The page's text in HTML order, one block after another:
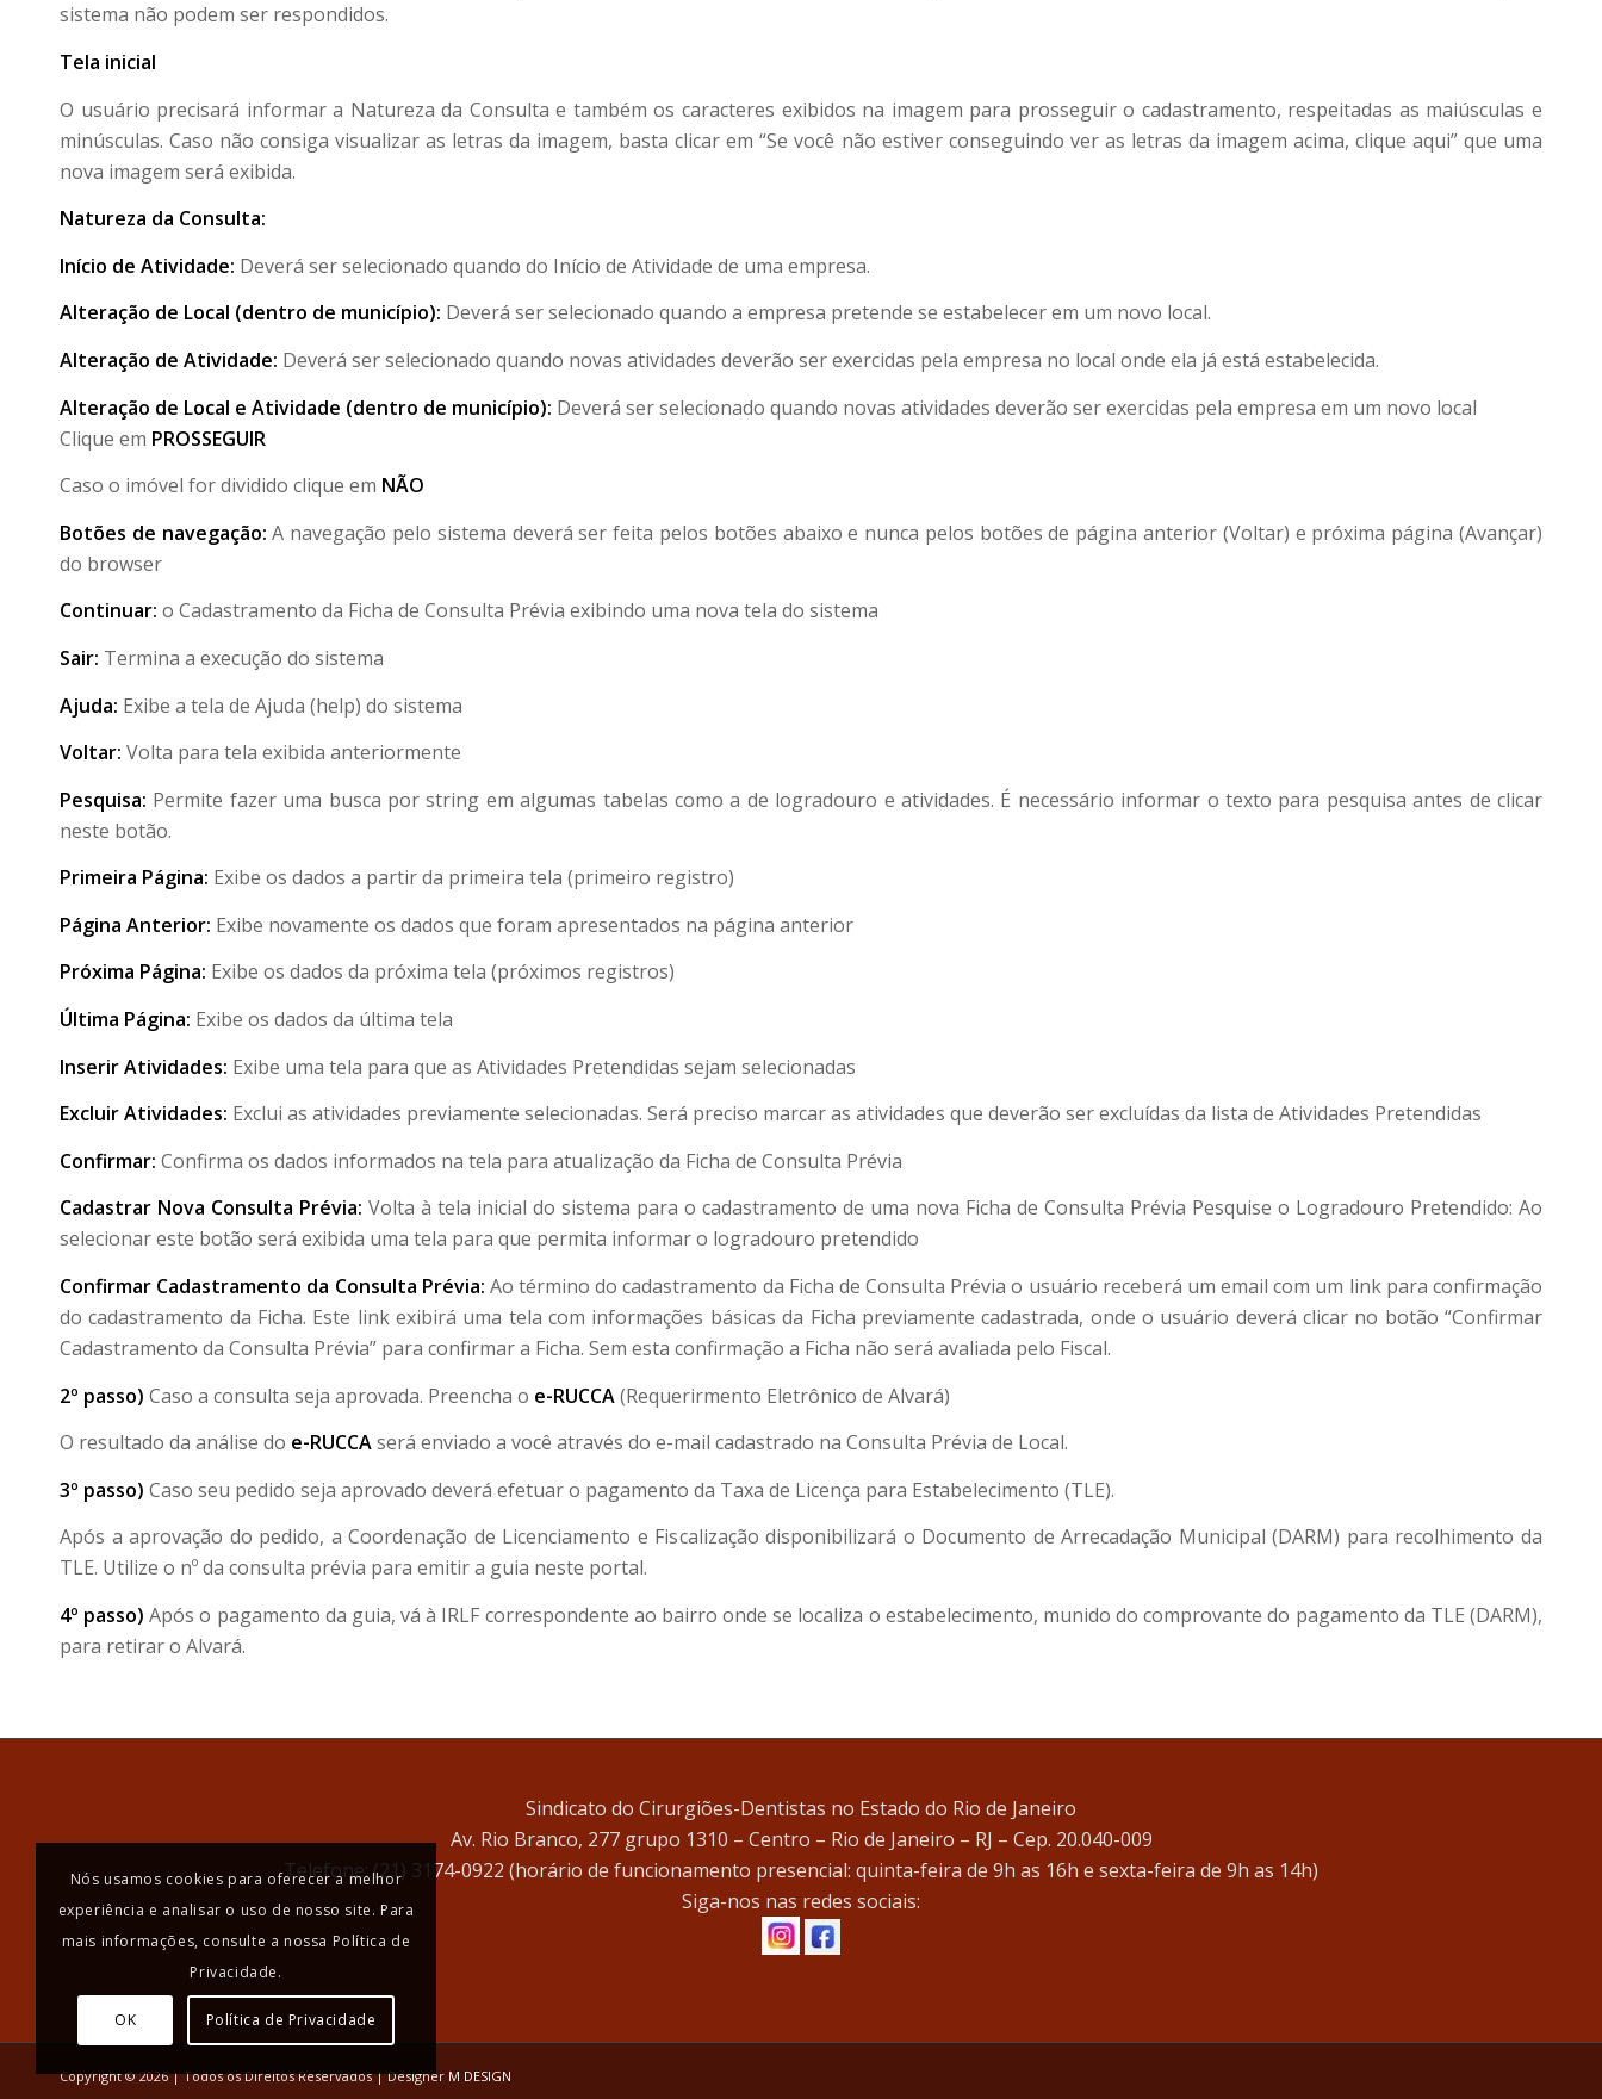
sistema não podem ser respondidos.
Tela inicial
O usuário precisará informar a Natureza da Consulta e também os caracteres exibidos na imagem para prosseguir o cadastramento, respeitadas as maiúsculas e
minúsculas. Caso não consiga visualizar as letras da imagem, basta clicar em “Se você não estiver conseguindo ver as letras da imagem acima, clique aqui” que uma
nova imagem será exibida.
Natureza da Consulta:
Início de Atividade: Deverá ser selecionado quando do Início de Atividade de uma empresa.
Alteração de Local (dentro de município): Deverá ser selecionado quando a empresa pretende se estabelecer em um novo local.
Alteração de Atividade: Deverá ser selecionado quando novas atividades deverão ser exercidas pela empresa no local onde ela já está estabelecida.
Alteração de Local e Atividade (dentro de município): Deverá ser selecionado quando novas atividades deverão ser exercidas pela empresa em um novo local
Clique em PROSSEGUIR
Caso o imóvel for dividido clique em NÃO
Botões de navegação: A navegação pelo sistema deverá ser feita pelos botões abaixo e nunca pelos botões de página anterior (Voltar) e próxima página (Avançar)
do browser
Continuar: o Cadastramento da Ficha de Consulta Prévia exibindo uma nova tela do sistema
Sair: Termina a execução do sistema
Ajuda: Exibe a tela de Ajuda (help) do sistema
Voltar: Volta para tela exibida anteriormente
Pesquisa: Permite fazer uma busca por string em algumas tabelas como a de logradouro e atividades. É necessário informar o texto para pesquisa antes de clicar
neste botão.
Primeira Página: Exibe os dados a partir da primeira tela (primeiro registro)
Página Anterior: Exibe novamente os dados que foram apresentados na página anterior
Próxima Página: Exibe os dados da próxima tela (próximos registros)
Última Página: Exibe os dados da última tela
Inserir Atividades: Exibe uma tela para que as Atividades Pretendidas sejam selecionadas
Excluir Atividades: Exclui as atividades previamente selecionadas. Será preciso marcar as atividades que deverão ser excluídas da lista de Atividades Pretendidas
Confirmar: Confirma os dados informados na tela para atualização da Ficha de Consulta Prévia
Cadastrar Nova Consulta Prévia: Volta à tela inicial do sistema para o cadastramento de uma nova Ficha de Consulta Prévia Pesquise o Logradouro Pretendido: Ao
selecionar este botão será exibida uma tela para que permita informar o logradouro pretendido
Confirmar Cadastramento da Consulta Prévia: Ao término do cadastramento da Ficha de Consulta Prévia o usuário receberá um email com um link para confirmação
do cadastramento da Ficha. Este link exibirá uma tela com informações básicas da Ficha previamente cadastrada, onde o usuário deverá clicar no botão “Confirmar
Cadastramento da Consulta Prévia” para confirmar a Ficha. Sem esta confirmação a Ficha não será avaliada pelo Fiscal.
2º passo) Caso a consulta seja aprovada. Preencha o e-RUCCA(Requerirmento Eletrônico de Alvará)
O resultado da análise do e-RUCCAserá enviado a você através do e-mail cadastrado na Consulta Prévia de Local.
3º passo) Caso seu pedido seja aprovado deverá efetuar o pagamento da Taxa de Licença para Estabelecimento (TLE).
Após a aprovação do pedido, a Coordenação de Licenciamento e Fiscalização disponibilizará o Documento de Arrecadação Municipal (DARM) para recolhimento da
TLE. Utilize o nº da consulta prévia para emitir a guia neste portal.
4º passo) Após o pagamento da guia, vá à IRLF correspondente ao bairro onde se localiza o estabelecimento, munido do comprovante do pagamento da TLE (DARM),
para retirar o Alvará.
Sindicato do Cirurgiões-Dentistas no Estado do Rio de Janeiro
Av. Rio Branco, 277 grupo 1310 – Centro – Rio de Janeiro – RJ – Cep. 20.040-009
Telefone: (21) 3174-0922 (horário de funcionamento presencial: quinta-feira de 9h as 16h e sexta-feira de 9h as 14h)
Siga-nos nas redes sociais:
Copyright © 2026 | Todos os Direitos Reservados | Designer M DESIGN
Nós usamos cookies para oferecer a melhor
experiência e analisar o uso de nosso site. Para
mais informações, consulte a nossa Política de
Privacidade.
OK Política de Privacidade